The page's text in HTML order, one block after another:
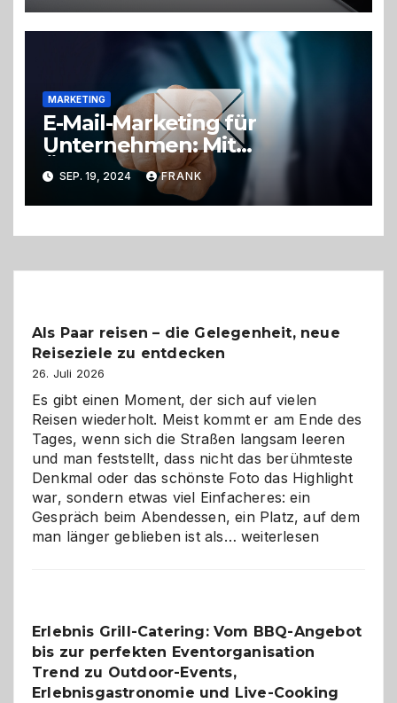
MARKETING
E-Mail-Marketing für
Unternehmen: Mit
Öffnungsraten zum Erfolg
SEP. 19, 2024 FRANK
Als Paar reisen – die Gelegenheit, neue
Reiseziele zu entdecken
26. Juli 2026
Es gibt einen Moment, der sich auf vielen
Reisen wiederholt. Meist kommt er am Ende des
Tages, wenn sich die Straßen langsam leeren
und man feststellt, dass nicht das berühmteste
Denkmal oder das schönste Foto das Highlight
war, sondern etwas viel Einfacheres: ein
Gespräch beim Abendessen, ein Platz, auf dem
man länger geblieben ist als… Als
Gelegenheit,
neue
zu
weiterlesen
Erlebnis Grill-Catering: Vom BBQ-Angebot
bis zur perfekten Eventorganisation
Trend zu Outdoor-Events,
Erlebnisgastronomie und Live-Cooking